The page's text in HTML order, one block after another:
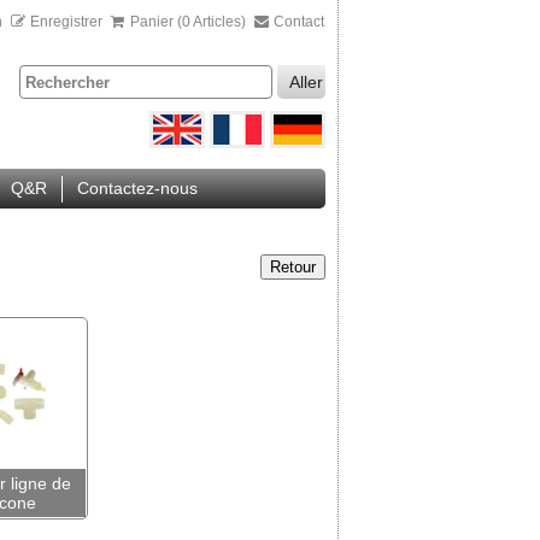
Enregistrer Panier (0 Articles) Contact
Aller
Q&R Contactez-nous
Retour
ligne de